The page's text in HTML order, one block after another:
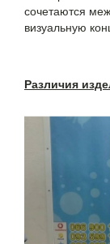
сочетаются
визуальную
Различия